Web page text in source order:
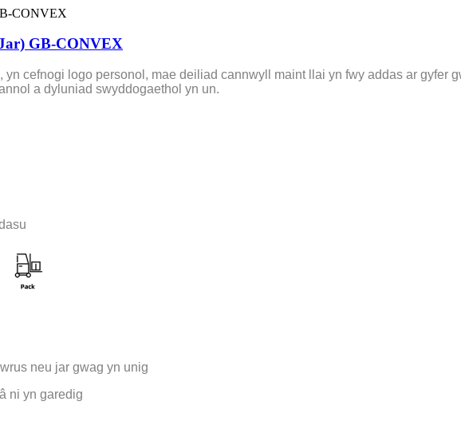
GB-CONVEX
cefnogi logo personol, mae deiliad cannwyll maint llai yn fwy addas ar gyfer
a dyluniad swyddogaethol yn un.
neu jar gwag yn unig
ni yn garedig